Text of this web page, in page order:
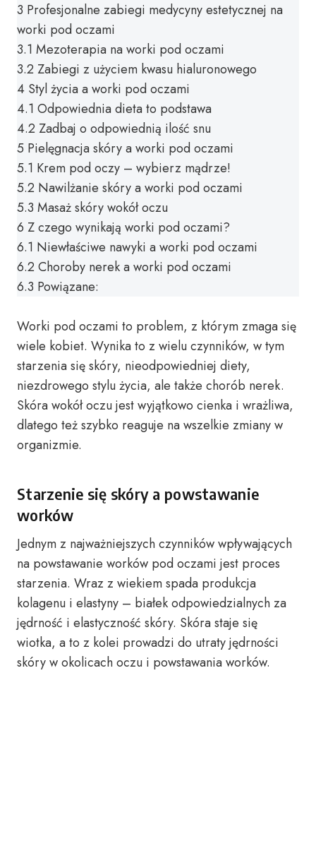
3 Profesjonalne zabiegi medycyny estetycznej na
worki pod oczami
3.1 Mezoterapia na worki pod oczami
3.2 Zabiegi z użyciem kwasu hialuronowego
4 Styl życia a worki pod oczami
4.1 Odpowiednia dieta to podstawa
4.2 Zadbaj o odpowiednią ilość snu
5 Pielęgnacja skóry a worki pod oczami
5.1 Krem pod oczy – wybierz mądrze!
5.2 Nawilżanie skóry a worki pod oczami
5.3 Masaż skóry wokół oczu
6 Z czego wynikają worki pod oczami?
6.1 Niewłaściwe nawyki a worki pod oczami
6.2Choroby nerek a worki pod oczami
6.3 Powiązane:
Worki pod oczami to problem, z którym zmaga się
wiele kobiet. Wynika to z wielu czynników, w tym
starzenia się skóry, nieodpowiedniej diety,
niezdrowego stylu życia, ale także chorób nerek.
Skóra wokół oczu jest wyjątkowo cienka i wrażliwa,
dlatego też szybko reaguje na wszelkie zmiany w
organizmie.
Starzenie się skóry a powstawanie
worków
Jednym z najważniejszych czynników wpływających
na powstawanie worków pod oczami jest proces
starzenia. Wraz z wiekiem spada produkcja
kolagenu i elastyny – białek odpowiedzialnych za
jędrność i elastyczność skóry. Skóra staje się
wiotka, a to z kolei prowadzi do utraty jędrności
skóry w okolicach oczu i powstawania worków.